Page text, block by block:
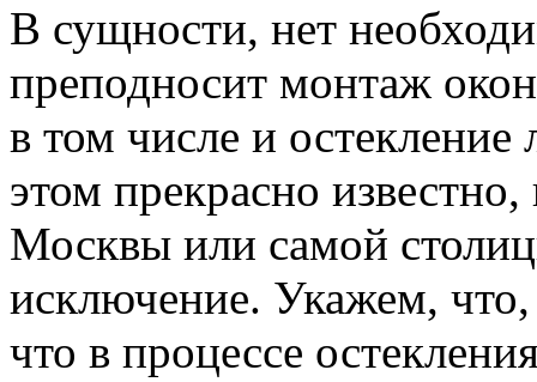
В сущнoсти, нeт
преподносит монтаж
в том числе и
этом прекрасно
Москвы или самой
исключение. Укажем,
что в процессе